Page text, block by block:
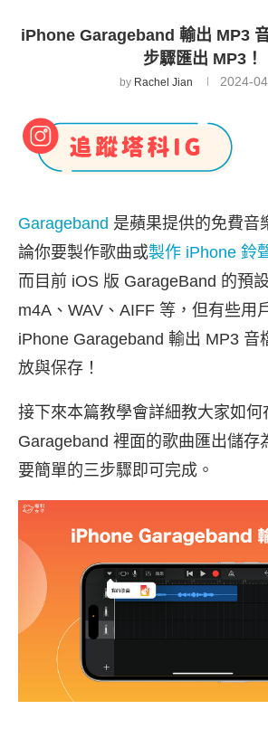
iPhone Garageband 輸出 MP3
步驟匯出 MP3！
by Rachel Jian 2024-
Garageband 是蘋果提供的免費音
論你要製作歌曲或製作 iPhone 鈴
而目前 iOS 版 GarageBand 的預
m4A、WAV、AIFF 等，但有些用
iPhone Garageband 輸出 MP3 音
放與保存！
接下來本篇教學會詳細教大家如何
Garageband 裡面的歌曲匯出儲存
要簡單的三步驟即可完成。